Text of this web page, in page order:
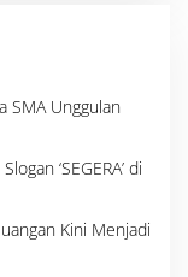
SMA Unggulan
‘SEGERA’ di
Kini Menjadi